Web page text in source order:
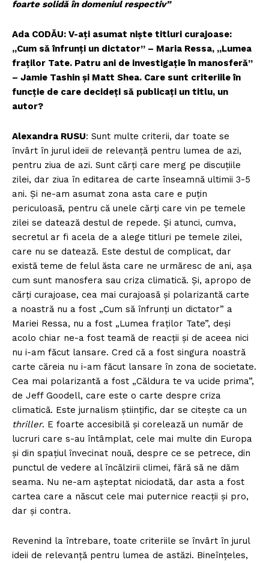
foarte solidă în domeniul respectiv”
Ada CODĂU: V-aţi asumat nişte titluri curajoase:
„Cum să înfrunţi un dictator” – Maria Ressa, „Lumea
fraţilor Tate. Patru ani de investigaţie în manosferă”
– Jamie Tashin şi Matt Shea. Care sunt criteriile în
funcţie de care decideţi să publicaţi un titlu, un
autor?
Alexandra RUSU: Sunt multe criterii, dar toate se
învârt în jurul ideii de relevanță pentru lumea de azi,
pentru ziua de azi. Sunt cărți care merg pe discuțiile
zilei, dar ziua în editarea de carte înseamnă ultimii 3-5
ani. Și ne-am asumat zona asta care e puțin
periculoasă, pentru că unele cărți care vin pe temele
zilei se datează destul de repede. Și atunci, cumva,
secretul ar fi acela de a alege titluri pe temele zilei,
care nu se datează. Este destul de complicat, dar
există teme de felul ăsta care ne urmăresc de ani, aşa
cum sunt manosfera sau criza climatică. Și, apropo de
cărți curajoase, cea mai curajoasă și polarizantă carte
a noastră nu a fost „Cum să înfrunţi un dictator” a
Mariei Ressa, nu a fost „Lumea fraţilor Tate”, deși
acolo chiar ne-a fost teamă de reacții și de aceea nici
nu i-am făcut lansare. Cred că a fost singura noastră
carte căreia nu i-am făcut lansare în zona de societate.
Cea mai polarizantă a fost „Căldura te va ucide prima”,
de Jeff Goodell, care este o carte despre criza
climatică. Este jurnalism științific, dar se citește ca un
thriller. E foarte accesibilă și corelează un număr de
lucruri care s-au întâmplat, cele mai multe din Europa
şi din spaţiul învecinat nouă, despre ce se petrece, din
punctul de vedere al încălzirii climei, fără să ne dăm
seama. Nu ne-am așteptat niciodată, dar asta a fost
cartea care a născut cele mai puternice reacții și pro,
dar și contra.
Revenind la întrebare, toate criteriile se învârt în jurul
ideii de relevanță pentru lumea de astăzi. Bineînțeles,